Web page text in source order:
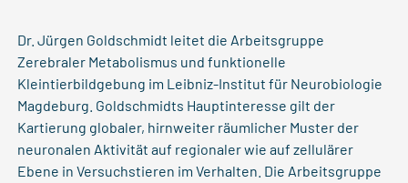
Dr. Jürgen Goldschmidt leitet die Arbeitsgruppe
Zerebraler Metabolismus und funktionelle
Kleintierbildgebung im Leibniz-Institut für Neurobiologie
Magdeburg. Goldschmidts Hauptinteresse gilt der
Kartierung globaler, hirnweiter räumlicher Muster der
neuronalen Aktivität auf regionaler wie auf zellulärer
Ebene in Versuchstieren im Verhalten. Die Arbeitsgruppe